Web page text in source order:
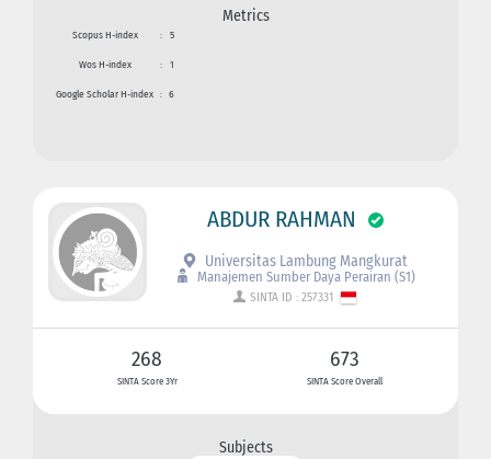
Metrics
Scopus H-index : 5
Wos H-index : 1
Google Scholar H-index : 6
ABDUR RAHMAN
Universitas Lambung Mangkurat
Manajemen Sumber Daya Perairan (S1)
SINTA ID : 257331
268
SINTA Score 3Yr
673
SINTA Score Overall
Subjects